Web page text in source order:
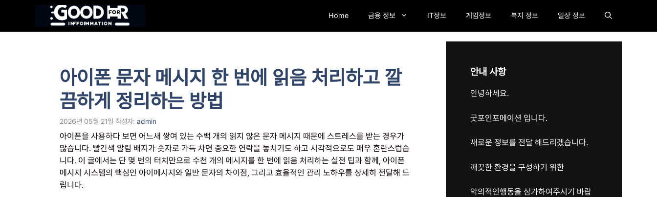
츠
Home 금융 정보 IT정보 게임정보 복지 정보 일상 정보
아이폰 문자 메시지 한 번에 읽음 처리하고 깔
끔하게 정리하는 방법
2026년 05월 21일 작성자: admin
아이폰을 사용하다 보면 어느새 쌓여 있는 수백 개의 읽지 않은 문자 메시지 때문에 스트레스를 받는 경우가
많습니다. 빨간색 알림 배지가 숫자로 가득 차면 중요한 연락을 놓치기도 하고 시각적으로도 매우 혼란스럽습
니다. 이 글에서는 단 몇 번의 터치만으로 수천 개의 메시지를 한 번에 읽음 처리하는 실전 팁과 함께, 아이폰
메시지 시스템의 핵심인 아이메시지와 일반 문자의 차이점, 그리고 효율적인 관리 노하우를 상세히 전달해 드
립니다.
안내 사항
안녕하세요.
굿포인포메이션 입니다.
새로운 정보를 전달 해드리겠습니다.
깨끗한 환경을 구성하기 위한
악의적인행동을 삼가하여주시기 바랍